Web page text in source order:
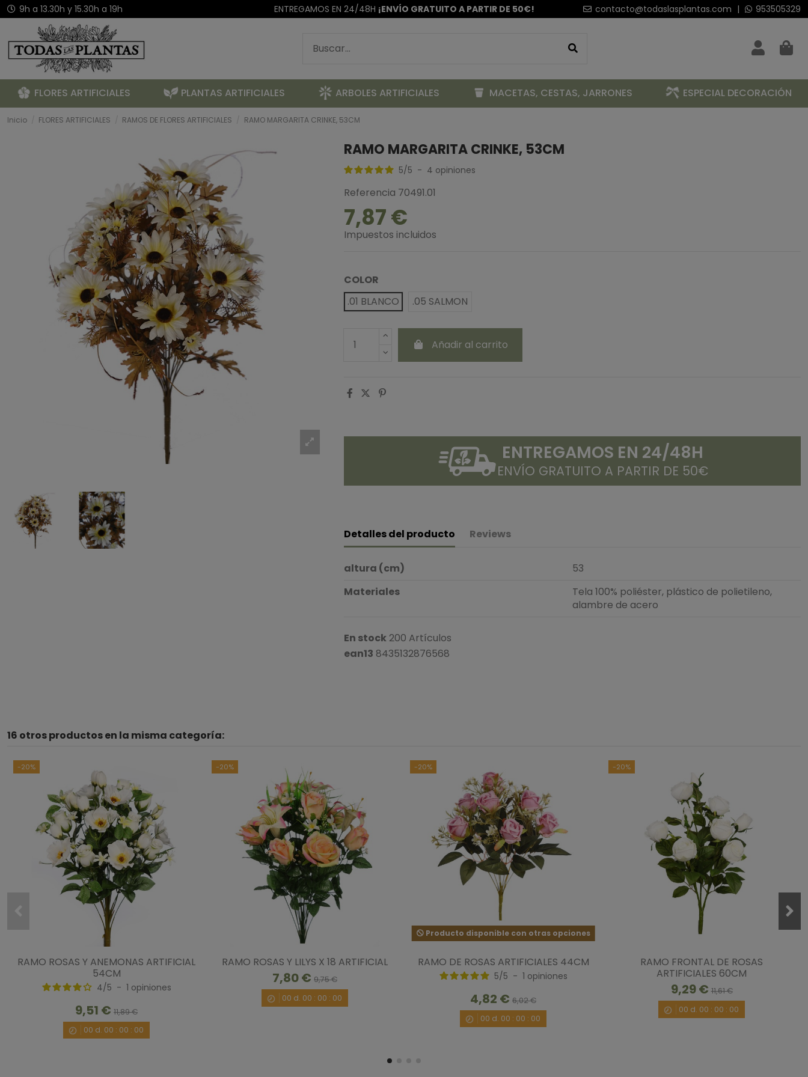
9h a 13.30h y 15.30h a 19h ENTREGAMOS EN 24/48H ¡ENVÍO GRATUITO A PARTIR DE 50€! contacto@todaslasplantas.com | 953505329
FLORES ARTIFICIALES PLANTAS ARTIFICIALES ARBOLES ARTIFICIALES MACETAS, CESTAS, JARRONES ESPECIAL DECORACIÓN
Inicio FLORES ARTIFICIALES RAMOS DE FLORES ARTIFICIALES RAMO MARGARITA CRINKE, 53CM
RAMO MARGARITA CRINKE, 53CM
5/5 - 4 opiniones
Referencia 70491.01
7,87 €
Impuestos incluidos
COLOR
.01 BLANCO
.05 SALMON
Añadir al carrito
ENTREGAMOS EN 24/48H
ENVÍO GRATUITO A PARTIR DE 50€
Detalles del producto Reviews
altura (cm)
53
Materiales
Tela 100% poliéster, plástico de polietileno,
alambre de acero
En stock 200 Artículos
ean13 8435132876568
3estrellas
2estrellas
1estrella
Ordenar las opiniones
Opinión verificada
Perfecto acabado, realista, preciosa y un precio súper bien!
, tras una experiencia del 4/10/2022
16 otros productos en la misma categoría:
-20%
RAMO ROSAS Y ANEMONAS ARTIFICIAL
54CM
4/5 - 1 opiniones
9,51 € 11,89 €
00 d. 00 : 00 : 00
-20%
RAMO ROSAS Y LILYS X 18 ARTIFICIAL
7,80 € 9,75 €
00 d. 00 : 00 : 00
-20%
Producto disponible con otras opciones
RAMO DE ROSAS ARTIFICIALES 44CM
5/5 - 1 opiniones
4,82 € 6,02 €
00 d. 00 : 00 : 00
-20%
RAMO FRONTAL DE ROSAS
ARTIFICIALES 60CM
9,29 €11,61 €
00 d. 00 : 00 : 00